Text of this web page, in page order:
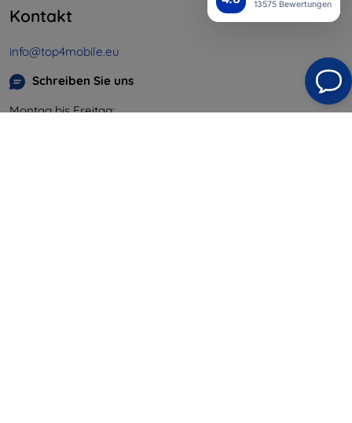
13575 Bewertungen
Kontakt
info@top4mobile.eu
Schreiben Sie uns
Montag bis Freitag: